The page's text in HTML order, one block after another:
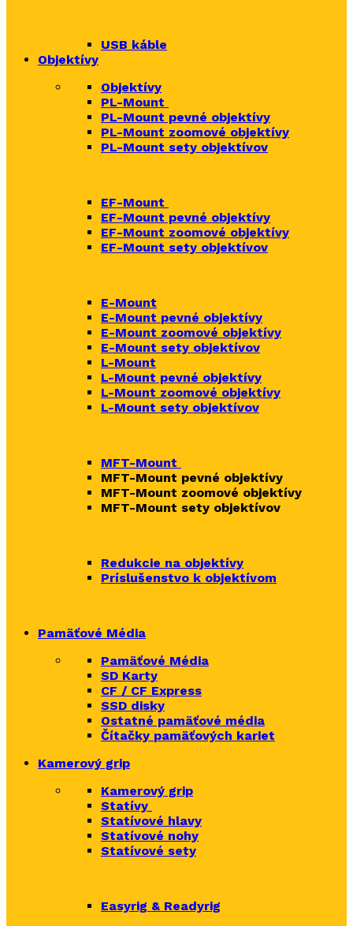
USB káble
Objektívy
Objektívy
PL-Mount
PL-Mount pevné objektívy
PL-Mount zoomové objektívy
PL-Mount sety objektívov
EF-Mount
EF-Mount pevné objektívy
EF-Mount zoomové objektívy
EF-Mount sety objektívov
E-Mount
E-Mount pevné objektívy
E-Mount zoomové objektívy
E-Mount sety objektívov
L-Mount
L-Mount pevné objektívy
L-Mount zoomové objektívy
L-Mount sety objektívov
MFT-Mount
MFT-Mount pevné objektívy
MFT-Mount zoomové objektívy
MFT-Mount sety objektívov
Redukcie na objektívy
Príslušenstvo k objektívom
Pamäťové Média
Pamäťové Média
SD Karty
CF / CF Express
SSD disky
Ostatné pamäťové média
Čítačky pamäťových kariet
Kamerový grip
Kamerový grip
Statívy
Statívové hlavy
Statívové nohy
Statívové sety
Easyrig & Readyrig